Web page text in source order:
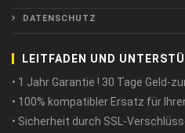
DATENSCHUTZ
LEITFADEN UND
• 1 Jahr Garantie ! 30 Tage Geld-
• 100% kompatibler Ersatz für
• Sicherheit durch SSL-